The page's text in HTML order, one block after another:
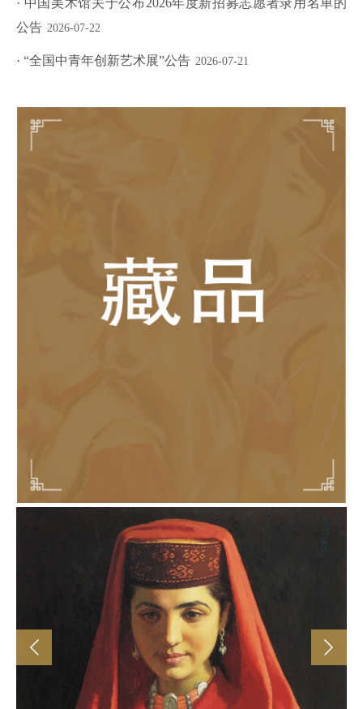
· 中国美术馆关于公布2026年度新招募志愿者录用名单的
公告 2026-07-22
· “全国中青年创新艺术展”公告 2026-07-21